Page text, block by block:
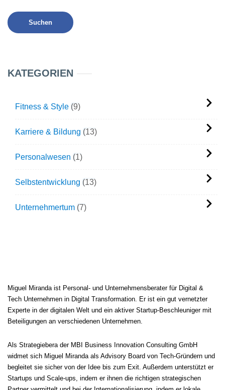
KATEGORIEN
Fitness & Style 9
Karriere & Bildung 13
Personalwesen 1
Selbstentwicklung 13
Unternehmertum 7
Miguel Miranda ist Personal- und Unternehmensberater für Digital &
Tech Unternehmen in Digital Transformation. Er ist ein gut vernetzter
Experte in der digitalen Welt und ein aktiver Startup-Beschleuniger mit
Beteiligungen an verschiedenen Unternehmen.
Als Strategiebera der MBI Business Innovation Consulting GmbH
widmet sich Miguel Miranda als Advisory Board von Tech-Gründern und
begleitet sie sicher von der Idee bis zum Exit. Außerdem unterstützt er
Startups und Scale-ups, indem er ihnen die richtigen strategischen